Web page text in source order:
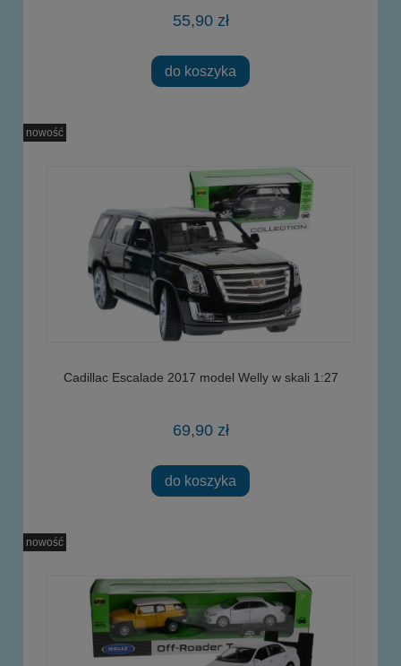
55,90 zł
do koszyka
Cadillac Escalade 2017 model Welly w skali 1:27
69,90 zł
do koszyka
nowość
nowość